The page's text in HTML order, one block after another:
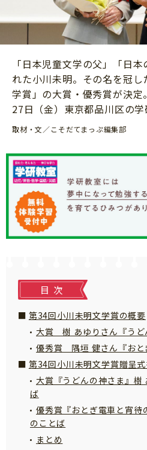
絵本・読み聞かせ
自由研究・工作
読書感想文
本・読書
運動・あそび・ゲーム
英語
知育
トラブル
親子でいっしょに
人間関係
おでかけ
家族
料理
マネー
健康
「こそだてまっぷ」とは
サイトのご利⽤にあたって
「日本児童文学の父」「日
れた小川未明。その名を冠
学賞」の大賞・優秀賞が決
27日（金）東京都品川区の学
取材・文／こそだてまっぷ編集部
目次
第34回小川未明文学賞の概要
大賞 樹 あゆりさん『うど
優秀賞 隅垣 健さん『おと
第34回小川未明文学賞贈呈
大賞『うどんの神さま』
ば
優秀賞『おとぎ電車と宵
のことば
まとめ